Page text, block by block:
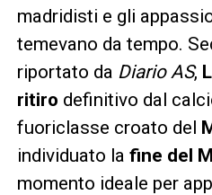
madridisti e gli
temevano da tempo.
riportato da Diario AS,
ritiro definitivo dal
fuoriclasse croato del
individuato la fine del
momento ideale per